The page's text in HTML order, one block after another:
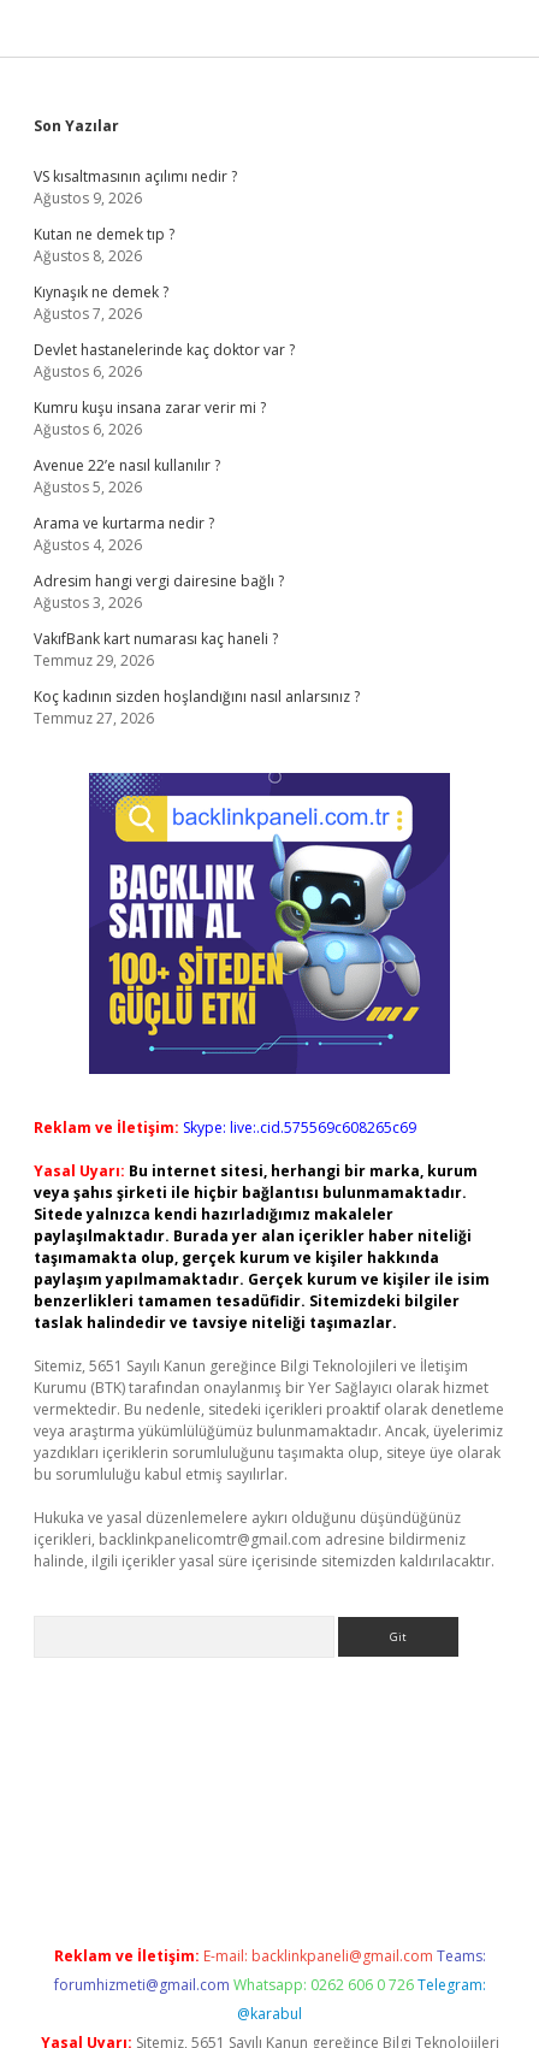
Sidebar
Son Yazılar
VS kısaltmasının açılımı nedir ?
Ağustos 9, 2026
Kutan ne demek tıp ?
Ağustos 8, 2026
Kıynaşık ne demek ?
Ağustos 7, 2026
Devlet hastanelerinde kaç doktor var ?
Ağustos 6, 2026
Kumru kuşu insana zarar verir mi ?
Ağustos 6, 2026
Avenue 22’e nasıl kullanılır ?
Ağustos 5, 2026
Arama ve kurtarma nedir ?
Ağustos 4, 2026
Adresim hangi vergi dairesine bağlı ?
Ağustos 3, 2026
VakıfBank kart numarası kaç haneli ?
Temmuz 29, 2026
Koç kadının sizden hoşlandığını nasıl anlarsınız ?
Temmuz 27, 2026
Reklam ve İletişim: Skype: live:.cid.575569c608265c69
Yasal Uyarı: Bu internet sitesi, herhangi bir marka, kurum
veya şahıs şirketi ile hiçbir bağlantısı bulunmamaktadır.
Sitede yalnızca kendi hazırladığımız makaleler
paylaşılmaktadır. Burada yer alan içerikler haber niteliği
taşımamakta olup, gerçek kurum ve kişiler hakkında
paylaşım yapılmamaktadır. Gerçek kurum ve kişiler ile isim
benzerlikleri tamamen tesadüfidir. Sitemizdeki bilgiler
taslak halindedir ve tavsiye niteliği taşımazlar.
Sitemiz, 5651 Sayılı Kanun gereğince Bilgi Teknolojileri ve İletişim
Kurumu (BTK) tarafından onaylanmış bir Yer Sağlayıcı olarak hizmet
vermektedir. Bu nedenle, sitedeki içerikleri proaktif olarak denetleme
veya araştırma yükümlülüğümüz bulunmamaktadır. Ancak, üyelerimiz
yazdıkları içeriklerin sorumluluğunu taşımakta olup, siteye üye olarak
bu sorumluluğu kabul etmiş sayılırlar.
Hukuka ve yasal düzenlemelere aykırı olduğunu düşündüğünüz
içerikleri, backlinkpanelicomtr@gmail.com adresine bildirmeniz
halinde, ilgili içerikler yasal süre içerisinde sitemizden kaldırılacaktır.
Reklam ve İletişim: E-mail: backlinkpaneli@gmail.com Teams:
forumhizmeti@gmail.com Whatsapp: 0262 606 0 726 Telegram:
@karabul
Yasal Uyarı: Sitemiz, 5651 Sayılı Kanun gereğince Bilgi Teknolojileri